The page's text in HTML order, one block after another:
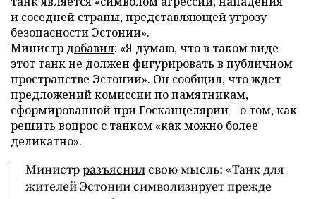
и соседней страны, представляющей угрозу
безопасности Эстонии».
Министр добавил: «Я думаю, что в таком виде
этот танк не должен фигурировать в публичном
пространстве Эстонии». Он сообщил, что ждет
предложений комиссии по памятникам,
сформированной при Госканцелярии – о том, как
решить вопрос с танком «как можно более
деликатно».
Министрразъяснилсвою мысль: «Танк для
жителей Эстонии символизирует прежде